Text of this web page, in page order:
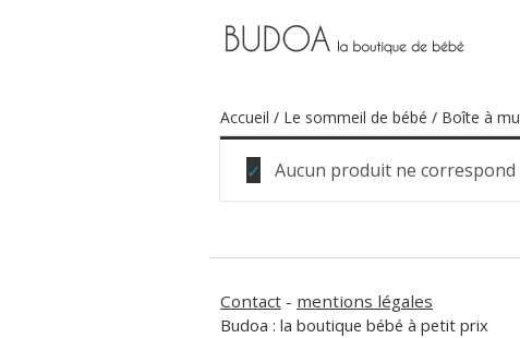
Accueil / Le sommeil de bébé / Boîte à
Aucun produit ne correspond
Contact - mentions légales
Budoa : la boutique bébé à petit prix